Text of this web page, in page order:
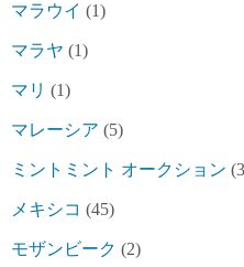
マラウイ (1)
マラヤ (1)
マリ (1)
マレーシア (5)
ミントミント オークション
メキシコ (45)
モザンビーク (2)